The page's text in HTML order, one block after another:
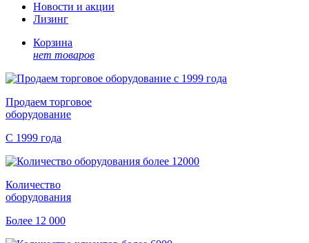
Новости и акции
Лизинг
Корзина
нет товаров
Продаем торговое
оборудование
С 1999 года
Количество
оборудования
Более 12 000